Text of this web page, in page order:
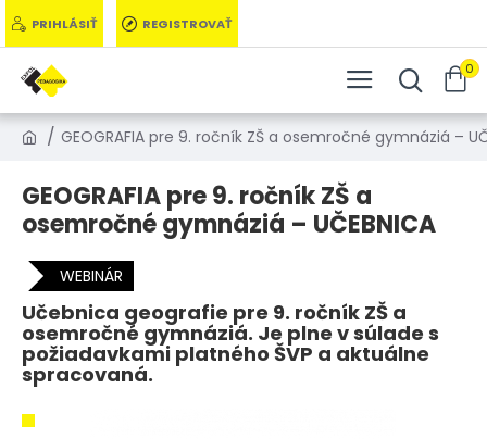
PRIHLÁSIŤ REGISTROVAŤ
0
GEOGRAFIA pre 9. ročník ZŠ a osemročné gymnáziá –
GEOGRAFIA pre 9. ročník ZŠ a
osemročné gymnáziá – UČEBNICA
WEBINÁR
Učebnica geografie pre 9. ročník ZŠ a
osemročné gymnáziá. Je plne v súlade s
požiadavkami platného ŠVP a aktuálne
spracovaná.